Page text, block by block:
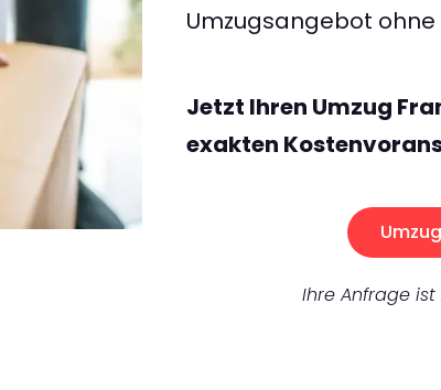
Umzugsangebot
Jetzt Ihren Umzug
exakten
Ihre Anfrage ist